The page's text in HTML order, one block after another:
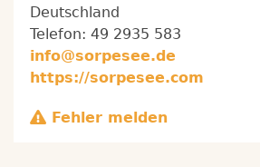
Deutschland
Telefon: 49 2935 583
info@sorpesee.de
https://sorpesee.com
Fehler melden